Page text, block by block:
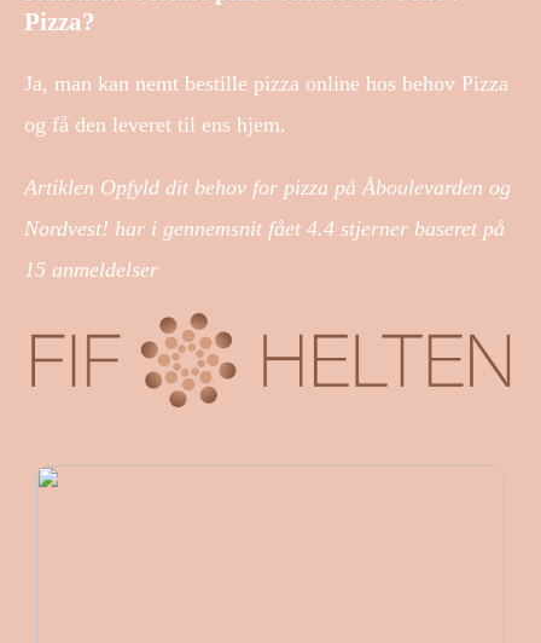
Pizza?
Ja, man kan nemt bestille pizza online hos behov Pizza
og få den leveret til ens hjem.
Artiklen Opfyld dit behov for pizza på Åboulevarden og
Nordvest! har i gennemsnit fået 4.4 stjerner baseret på
15 anmeldelser